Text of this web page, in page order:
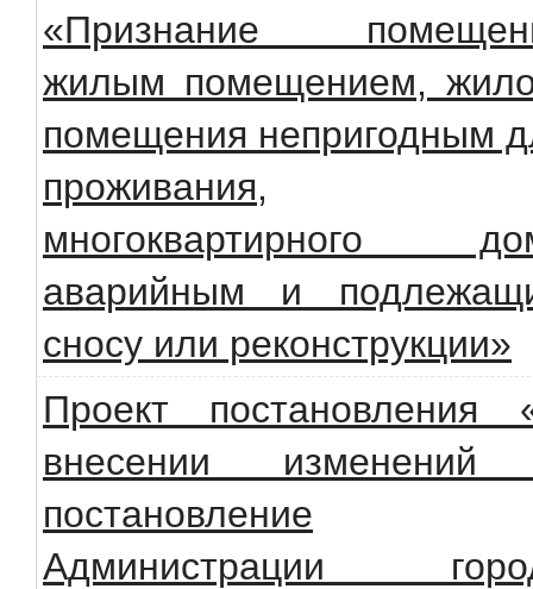
«Признание
жилым помещением,
помещения непригодным
проживания,
многоквартирного
аварийным и
сносу или реконструкции»
Проект постановления
внесении
постановление
Администрации